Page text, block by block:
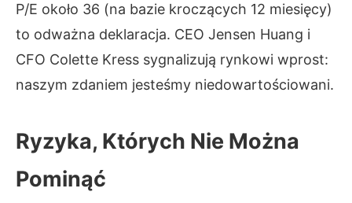
P/E około 36 (na bazie kroczących 12 miesięcy)
to odważna deklaracja. CEO Jensen Huang i
CFO Colette Kress sygnalizują rynkowi wprost:
naszym zdaniem jesteśmy niedowartościowani.
Ryzyka, Których Nie Można
Pominąć